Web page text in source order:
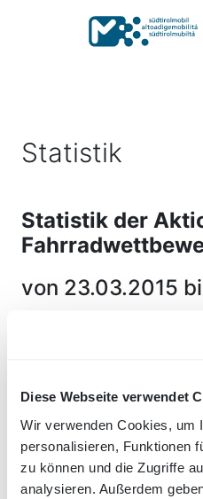
Diese Webseite verwendet
Wir verwenden Cookies, um
personalisieren, Funktionen
zu können und die Zugriffe
analysieren. Außerdem
Statistik
Statistik der
von 23.03.2015